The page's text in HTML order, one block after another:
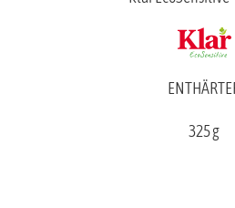
325 g